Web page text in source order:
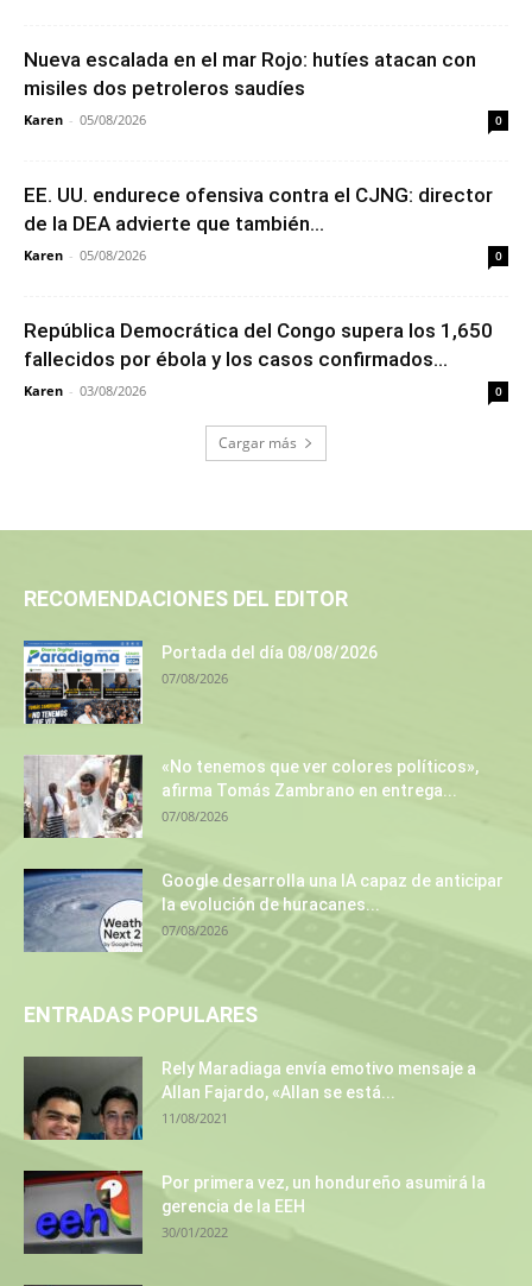
Nueva escalada en el mar Rojo: hutíes atacan con
misiles dos petroleros saudíes
Karen - 05/08/2026 0
EE. UU. endurece ofensiva contra el CJNG: director
de la DEA advierte que también...
Karen - 05/08/2026 0
República Democrática del Congo supera los 1,650
fallecidos por ébola y los casos confirmados...
Karen - 03/08/2026 0
Cargar más
RECOMENDACIONES DEL EDITOR
Portada del día 08/08/2026
07/08/2026
«No tenemos que ver colores políticos»,
afirma Tomás Zambrano en entrega...
07/08/2026
Google desarrolla una IA capaz de anticipar
la evolución de huracanes...
07/08/2026
ENTRADAS POPULARES
Rely Maradiaga envía emotivo mensaje a
Allan Fajardo, «Allan se está...
11/08/2021
Por primera vez, un hondureño asumirá la
gerencia de la EEH
30/01/2022